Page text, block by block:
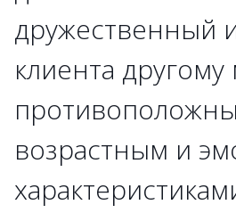
дружественный
клиента
возрастным и